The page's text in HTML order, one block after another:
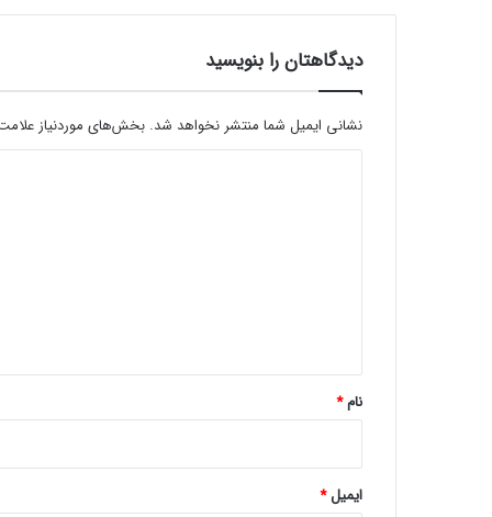
ن
؟
دیدگاهتان را بنویسید
نشانی ایمیل شما منتشر نخواهد شد. بخش‌های موردنیاز
نام*
ایمیل*